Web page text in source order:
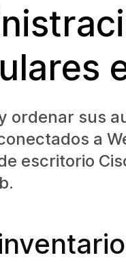
ordenar sus
a
escritorio